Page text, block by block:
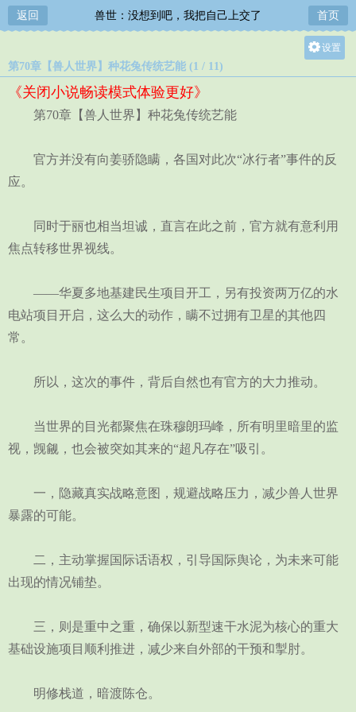
返回 兽世：没想到吧，我把自己上交了 首页
设置
第70章【兽人世界】种花兔传统艺能 (1 / 11)
《关闭小说畅读模式体验更好》
第70章【兽人世界】种花兔传统艺能
官方并没有向姜骄隐瞒，各国对此次“冰行者”事件的反
应。
同时于丽也相当坦诚，直言在此之前，官方就有意利用
焦点转移世界视线。
——华夏多地基建民生项目开工，另有投资两万亿的水
电站项目开启，这么大的动作，瞒不过拥有卫星的其他四
常。
所以，这次的事件，背后自然也有官方的大力推动。
当世界的目光都聚焦在珠穆朗玛峰，所有明里暗里的监
视，觊觎，也会被突如其来的“超凡存在”吸引。
一，隐藏真实战略意图，规避战略压力，减少兽人世界
暴露的可能。
二，主动掌握国际话语权，引导国际舆论，为未来可能
出现的情况铺垫。
三，则是重中之重，确保以新型速干水泥为核心的重大
基础设施项目顺利推进，减少来自外部的干预和掣肘。
明修栈道，暗渡陈仓。